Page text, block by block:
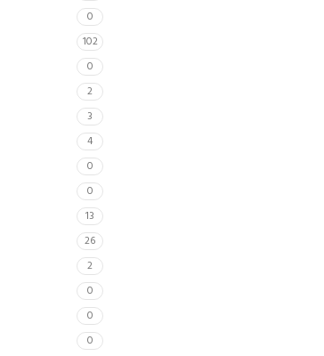
0
102
0
2
3
4
0
0
13
26
2
0
0
0